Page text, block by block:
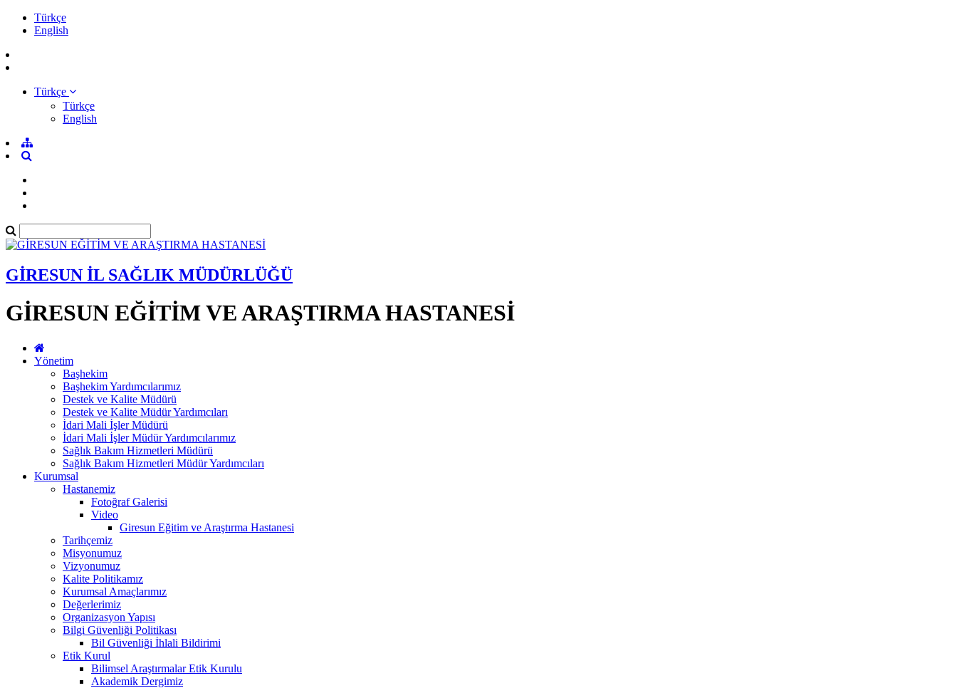
Türkçe
English
Türkçe
Türkçe
English
GİRESUN İL SAĞLIK MÜDÜRLÜĞÜ
GİRESUN EĞİTİM VE ARAŞTIRMA HASTANESİ
Yönetim
Başhekim
Başhekim Yardımcılarımız
Destek ve Kalite Müdürü
Destek ve Kalite Müdür Yardımcıları
İdari Mali İşler Müdürü
İdari Mali İşler Müdür Yardımcılarımız
Sağlık Bakım Hizmetleri Müdürü
Sağlık Bakım Hizmetleri Müdür Yardımcıları
Kurumsal
Hastanemiz
Fotoğraf Galerisi
Video
Giresun Eğitim ve Araştırma Hastanesi
Tarihçemiz
Misyonumuz
Vizyonumuz
Kalite Politikamız
Kurumsal Amaçlarımız
Değerlerimiz
Organizasyon Yapısı
Bilgi Güvenliği Politikası
Bil Güvenliği İhlali Bildirimi
Etik Kurul
Bilimsel Araştırmalar Etik Kurulu
Akademik Dergimiz